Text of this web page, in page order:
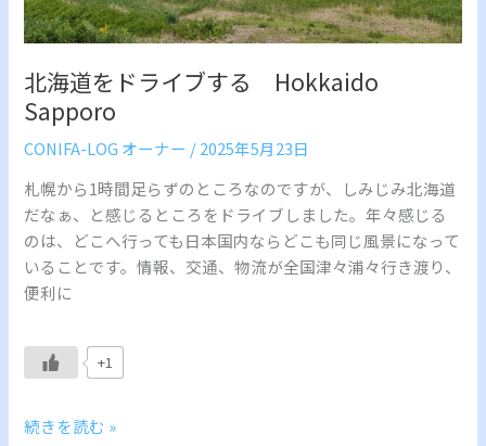
北海道をドライブする Hokkaido
Sapporo
CONIFA-LOG オーナー /2025年5月23日
札幌から1時間足らずのところなのですが、しみじみ北海道
だなぁ、と感じるところをドライブしました。年々感じる
のは、どこへ行っても日本国内ならどこも同じ風景になって
いることです。情報、交通、物流が全国津々浦々行き渡り、
便利に
+1
Sapporo
続きを読む »